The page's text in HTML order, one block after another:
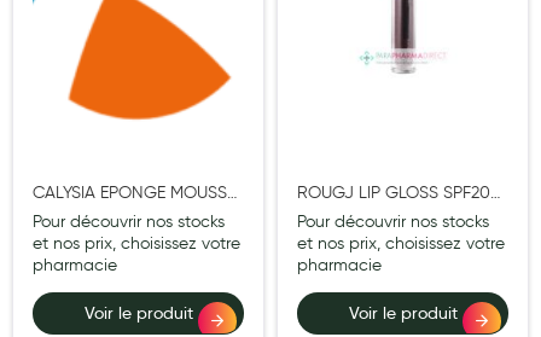
Confiserie
Voies respiratoires
Compléments alimentaires
Médicaments et Santé
Premiers soins
Pansements
CALYSIA EPONGE MOUSSE
PVA
Pour découvrir nos stocks
et nos prix, choisissez votre
pharmacie
Voir le produit
ROUGJ LIP GLOSS SPF20
01 PRUNE 6ML5
Pour découvrir nos stocks
et nos prix, choisissez votre
pharmacie
Voir le produit